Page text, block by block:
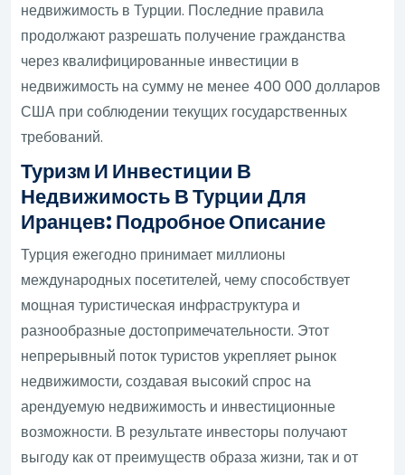
недвижимость в Турции. Последние правила
продолжают разрешать получение гражданства
через квалифицированные инвестиции в
недвижимость на сумму не менее 400 000 долларов
США при соблюдении текущих государственных
требований.
Туризм И Инвестиции В
Недвижимость В Турции Для
Иранцев: Подробное Описание
Турция ежегодно принимает миллионы
международных посетителей, чему способствует
мощная туристическая инфраструктура и
разнообразные достопримечательности. Этот
непрерывный поток туристов укрепляет рынок
недвижимости, создавая высокий спрос на
арендуемую недвижимость и инвестиционные
возможности. В результате инвесторы получают
выгоду как от преимуществ образа жизни, так и от